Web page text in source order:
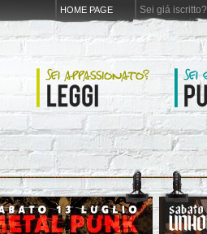
HOME PAGE Sei giá iscritto?